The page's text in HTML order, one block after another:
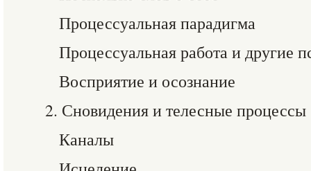
Процессуальная парадигма
Процессуальная работа и другие
Восприятие и осознание
2. Сновидения и телесные процессы
Каналы